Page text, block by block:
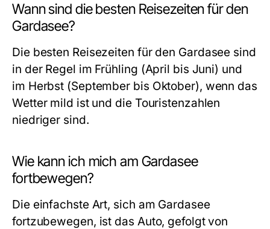
Wann sind die besten Reisezeiten für den
Gardasee?
Die besten Reisezeiten für den Gardasee sind
in der Regel im Frühling (April bis Juni) und
im Herbst (September bis Oktober), wenn das
Wetter mild ist und die Touristenzahlen
niedriger sind.
Wie kann ich mich am Gardasee
fortbewegen?
Die einfachste Art, sich am Gardasee
fortzubewegen, ist das Auto, gefolgt von